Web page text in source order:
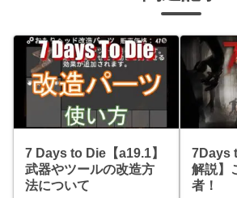
7 Days to Die【a19.1】
武器やツールの改造方
法について
7Days
解説】
者！